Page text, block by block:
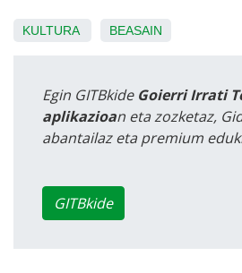
KULTURA BEASAIN
Egin GITBkide Goierri Irrati
aplikazioan eta zozketaz,
abantailaz eta premium
GITBkide